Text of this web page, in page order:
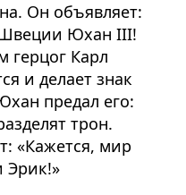
Он объявляет:
Швеции Юхан III!
Карл
и делает знак
предал его:
трон.
«Кажется, мир
Эрик!»